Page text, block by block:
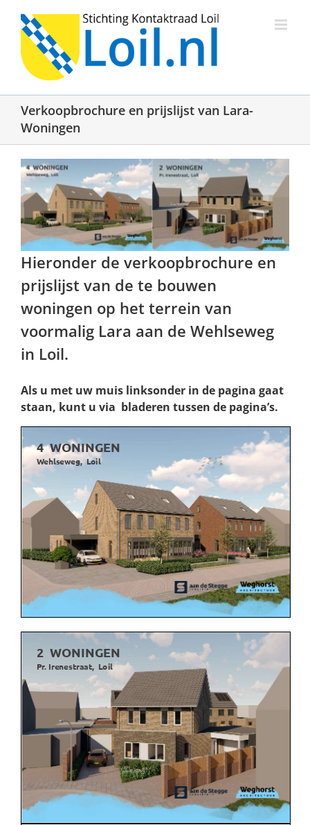
inhoud
Verkoopbrochure en prijslijst van Lara-
Woningen
Hieronder de verkoopbrochure en
prijslijst van de te bouwen
woningen op het terrein van
voormalig Lara aan de Wehlseweg
in Loil.
Als u met uw muis linksonder in de pagina gaat
staan, kunt u via bladeren tussen de pagina’s.